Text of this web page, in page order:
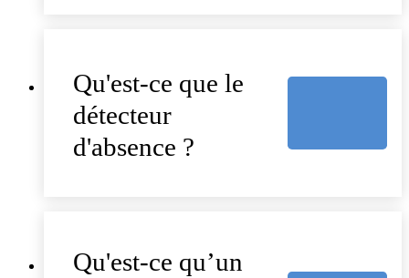
Qu'est-ce que le
détecteur
d'absence ?
Qu'est-ce qu’un